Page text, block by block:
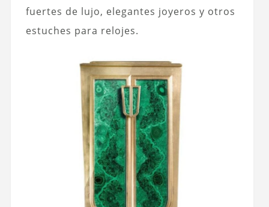
fuertes de lujo, elegantes joyeros y otros
estuches para relojes.